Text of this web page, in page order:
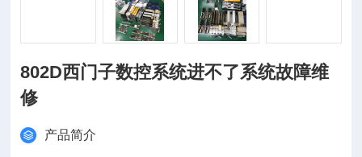
802D西门子数控系统进不了系统故障维
修
产品简介